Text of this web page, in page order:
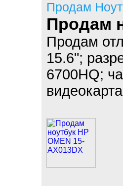
Продам
Продам
Продам
15.6";
6700HQ;